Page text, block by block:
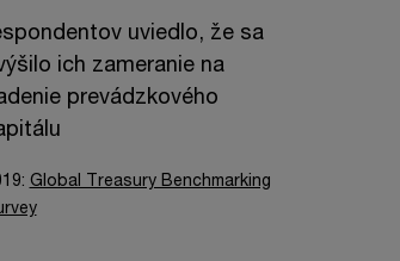
uviedlo, že sa
ich zameranie na
prevádzkového
Global Treasury Benchmarking